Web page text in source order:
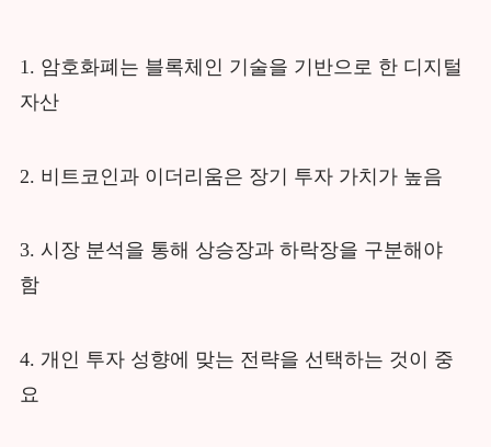
1. 암호화폐는 블록체인 기술을 기반으로 한 디지털
자산
2. 비트코인과 이더리움은 장기 투자 가치가 높음
3. 시장 분석을 통해 상승장과 하락장을 구분해야
함
4. 개인 투자 성향에 맞는 전략을 선택하는 것이 중
요